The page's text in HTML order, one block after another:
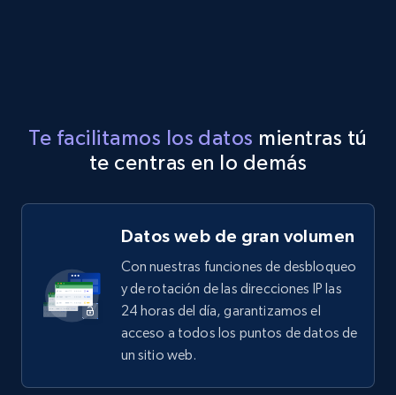
Te facilitamos los datos mientras tú
te centras en lo demás
Datos web de gran volumen
Con nuestras funciones de desbloqueo
y de rotación de las direcciones IP las
24 horas del día, garantizamos el
acceso a todos los puntos de datos de
un sitio web.